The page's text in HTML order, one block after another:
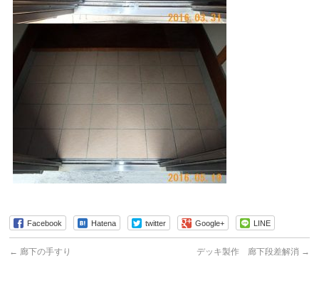
Facebook Hatena twitter Google+ LINE
← 廊下の手すり デッキ製作 廊下段差解消 →